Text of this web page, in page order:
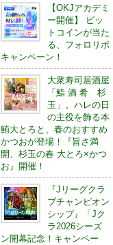
【OKJアカデミ
ー開催】 ビッ
トコインが当た
る、フォロリポ
キャンペーン！
大衆寿司居酒屋
「鮨 酒 肴 杉
玉」。ハレの日
の主役を飾る本
鮪大とろと、春のおすすめ
かつおが登場！『旨さ満
開、杉玉の春 大とろ×かつ
お』開催！
『Jリーグクラ
ブチャンピオン
シップ』「Jク
ラ2026シーズ
ン開幕記念！キャンペー